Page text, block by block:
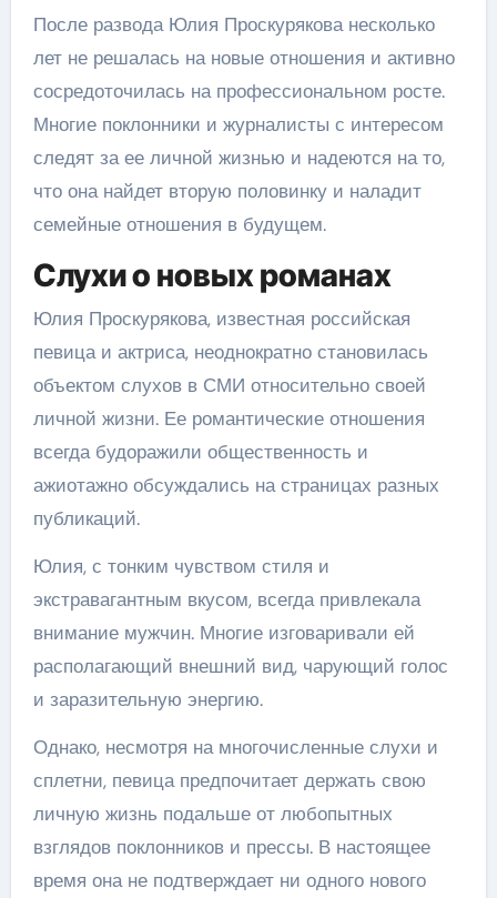
После развода Юлия Проскурякова несколько
лет не решалась на новые отношения и активно
сосредоточилась на профессиональном росте.
Многие поклонники и журналисты с интересом
следят за ее личной жизнью и надеются на то,
что она найдет вторую половинку и наладит
семейные отношения в будущем.
Слухи о новых романах
Юлия Проскурякова, известная российская
певица и актриса, неоднократно становилась
объектом слухов в СМИ относительно своей
личной жизни. Ее романтические отношения
всегда будоражили общественность и
ажиотажно обсуждались на страницах разных
публикаций.
Юлия, с тонким чувством стиля и
экстравагантным вкусом, всегда привлекала
внимание мужчин. Многие изговаривали ей
располагающий внешний вид, чарующий голос
и заразительную энергию.
Однако, несмотря на многочисленные слухи и
сплетни, певица предпочитает держать свою
личную жизнь подальше от любопытных
взглядов поклонников и прессы. В настоящее
время она не подтверждает ни одного нового